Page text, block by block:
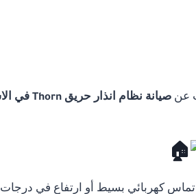
عن صيانة نظام انذار حريق Thorn في الاسكندرية
كهربائي بسيط أو ارتفاع في درجات